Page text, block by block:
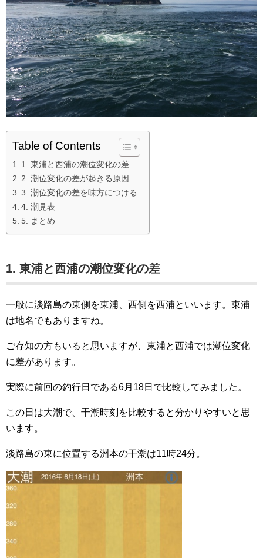
Table of Contents
1. 東浦と西浦の潮位変化の差
2. 潮位変化の差が起きる原因
3. 潮位変化の差を味方につける
4. 潮見表
5. まとめ
1. 東浦と西浦の潮位変化の差
一般に淡路島の東側を東浦、西側を西浦といいます。東浦
は地名でもありますね。
ご存知の方もいると思いますが、東浦と西浦では潮位変化
に差があります。
実際に前回の釣行日である6月18日で比較してみました。
この日は大潮で、干潮時刻を比較すると分かりやすいと思
います。
淡路島の東に位置する洲本の干潮は11時24分。